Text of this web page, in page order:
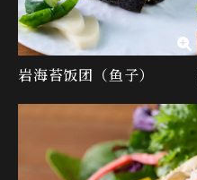
岩海苔饭团（鱼子）